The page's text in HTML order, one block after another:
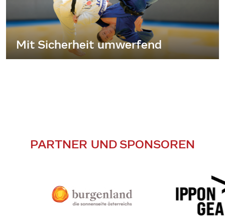
Mit Sicherheit umwerfend
PARTNER UND SPONSOREN